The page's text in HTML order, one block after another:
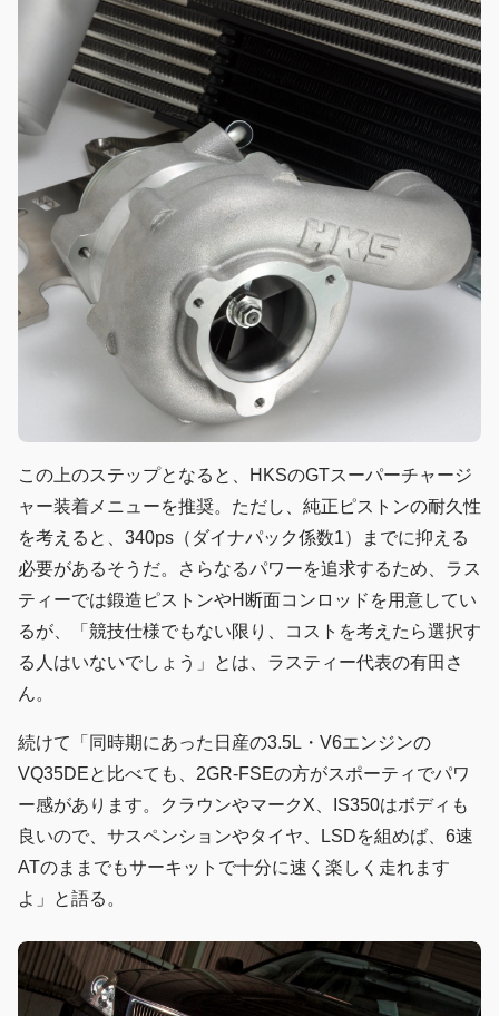
この上のステップとなると、HKSのGTスーパーチャージ
ャー装着メニューを推奨。ただし、純正ピストンの耐久性
を考えると、340ps（ダイナパック係数1）までに抑える
必要があるそうだ。さらなるパワーを追求するため、ラス
ティーでは鍛造ピストンやH断面コンロッドを用意してい
るが、「競技仕様でもない限り、コストを考えたら選択す
る人はいないでしょう」とは、ラスティー代表の有田さ
ん。
続けて「同時期にあった日産の3.5L・V6エンジンの
VQ35DEと比べても、2GR-FSEの方がスポーティでパワ
ー感があります。クラウンやマークX、IS350はボディも
良いので、サスペンションやタイヤ、LSDを組めば、6速
ATのままでもサーキットで十分に速く楽しく走れます
よ」と語る。